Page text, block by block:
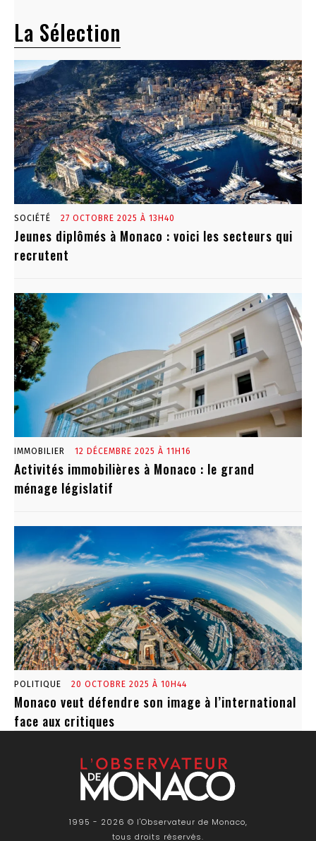
La Sélection
SOCIÉTÉ 27 OCTOBRE 2025 À 13H40
Jeunes diplômés à Monaco : voici les secteurs qui
recrutent
IMMOBILIER 12 DÉCEMBRE 2025 À 11H16
Activités immobilières à Monaco : le grand
ménage législatif
POLITIQUE 20 OCTOBRE 2025 À 10H44
Monaco veut défendre son image à l’international
face aux critiques
1995 - 2026 © l'Observateur de Monaco,
tous droits réservés.